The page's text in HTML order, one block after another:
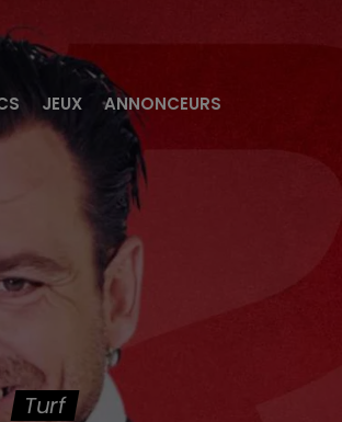
JEUX ANNONCEURS
Turf